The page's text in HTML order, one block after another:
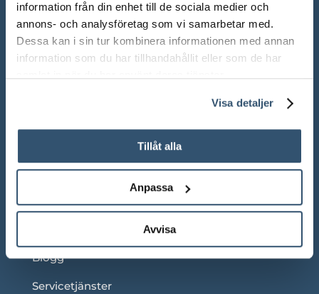
information från din enhet till de sociala medier och
annons- och analysföretag som vi samarbetar med.
Dessa kan i sin tur kombinera informationen med annan
information som du har tillhandahållit eller som de har
Visa detaljer
Tillåt alla
Anpassa
Avvisa
Adress: Ådalsvägen 271, 265 90 Åstorp
Telefon: 042 – 22 55 59
TELEFONTIDER
Under våra ordinarie öppettider
LÄNKAR
Blogg
Servicetjänster